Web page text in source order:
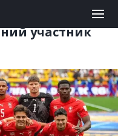
08.07.2026 09:01
участник